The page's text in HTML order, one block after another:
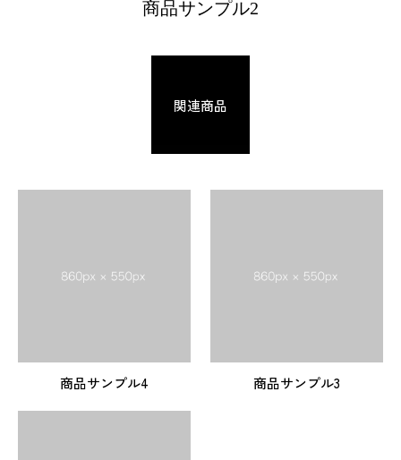
商品サンプル2
関連商品
商品サンプル4 商品サンプル3